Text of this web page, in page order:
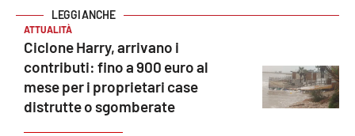
Sanità
Società
Sport
ATTUALITÀ
Ciclone Harry, arrivano i
contributi: fino a 900 euro al
mese per i proprietari case
distrutte o sgomberate